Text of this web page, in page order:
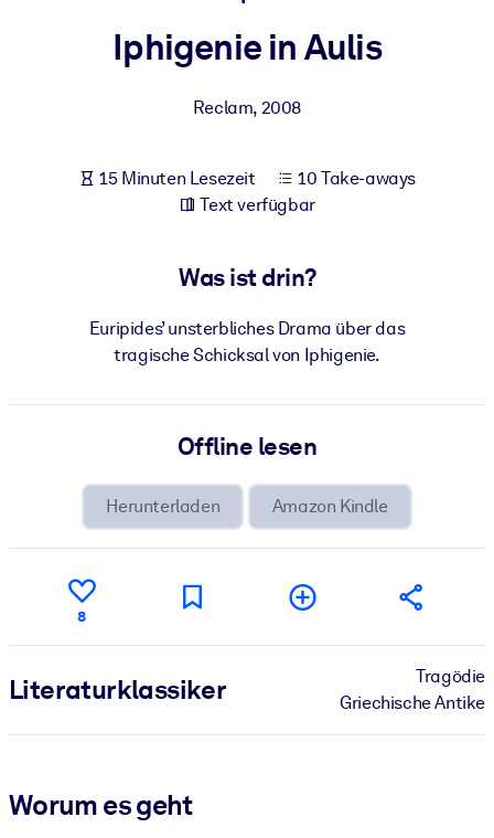
Bauen Sie eine gesunde und resiliente Belegschaft auf.
Integrieren Sie kompaktes, verifiziertes Wissen in Ihr LMS/LXP für
bessere Lernergebnisse.
Bereichern Sie Ihre Unternehmensbibliothek mit
Für KI-Systeme
Iphigenie in Aulis
Reclam, 2008
15 Minuten Lesezeit
10 Take-aways
Text verfügbar
Was ist drin?
Euripides’ unsterbliches Drama über das
tragische Schicksal von Iphigenie.
Offline lesen
Herunterladen Amazon Kindle
8
Literatur­klassiker
Tragödie
Griechische Antike
Worum es geht